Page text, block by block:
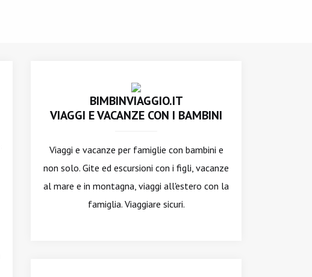
BIMBINVIAGGIO.IT
VIAGGI E VACANZE CON I BAMBINI
Viaggi e vacanze per famiglie con bambini e
non solo. Gite ed escursioni con i figli, vacanze
al mare e in montagna, viaggi all'estero con la
famiglia. Viaggiare sicuri.